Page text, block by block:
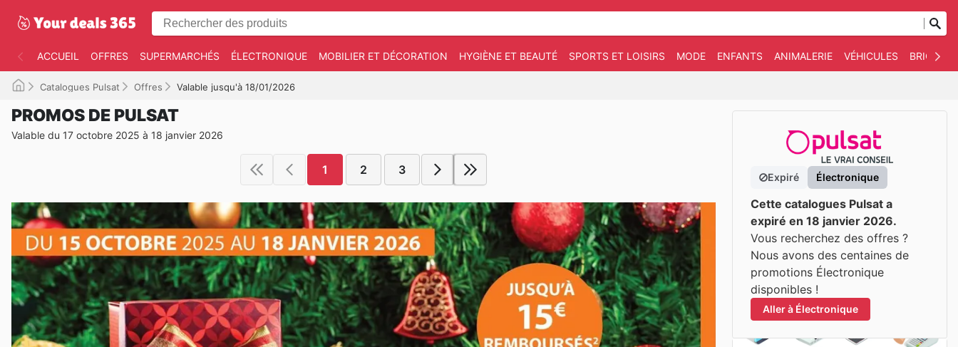
ACCUEIL OFFRES SUPERMARCHÉS ÉLECTRONIQUE MOBILIER ET DÉCORATION HYGIÈNE ET BEAUTÉ SPORTS ET LOISIRS MODE ENFANTS ANIMALERIE VÉHICULES
Catalogues Pulsat Offres Valable jusqu'à 18/01/2026
PROMOS DE PULSAT
Valable du 17 octobre 2025 à 18 janvier 2026
1 2 3
Expiré Électronique
Cette catalogues Pulsat a
expiré en 18 janvier 2026.
Vous recherchez des offres ?
Nous avons des centaines de
promotions Électronique
disponibles !
Aller à Électronique